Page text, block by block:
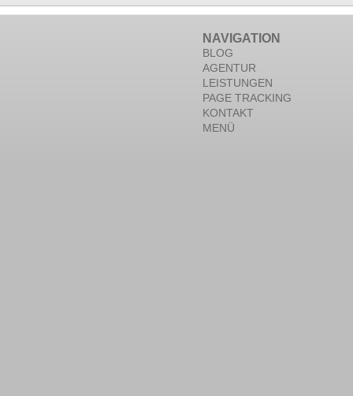
NAVIGATION
BLOG
AGENTUR
LEISTUNGEN
PAGE TRACKING
KONTAKT
MENÜ